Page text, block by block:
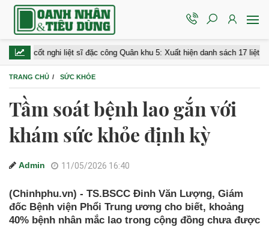
nghi liệt sĩ đặc công Quân khu 5: Xuất hiện danh sách 17 liệt sĩ với nhiều
TRANG CHỦ SỨC KHỎE
Tầm soát bệnh lao gắn với
khám sức khỏe định kỳ
Admin 11/05/2026 16:40
(Chinhphu.vn) - TS.BSCC Đinh Văn Lượng, Giám
đốc Bệnh viện Phổi Trung ương cho biết, khoảng
40% bệnh nhân mắc lao trong cộng đồng chưa được